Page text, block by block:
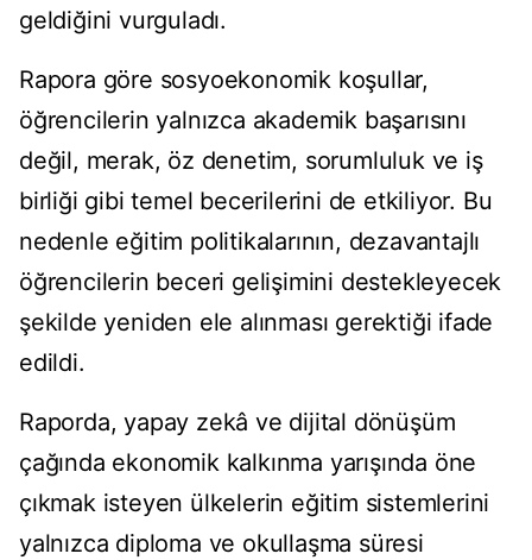
geldiğini vurguladı.
Rapora göre sosyoekonomik koşullar,
öğrencilerin yalnızca akademik başarısını
değil, merak, öz denetim, sorumluluk ve iş
birliği gibi temel becerilerini de etkiliyor. Bu
nedenle eğitim politikalarının, dezavantajlı
öğrencilerin beceri gelişimini destekleyecek
şekilde yeniden ele alınması gerektiği ifade
edildi.
Raporda, yapay zekâ ve dijital dönüşüm
çağında ekonomik kalkınma yarışında öne
çıkmak isteyen ülkelerin eğitim sistemlerini
yalnızca diploma ve okullaşma süresi